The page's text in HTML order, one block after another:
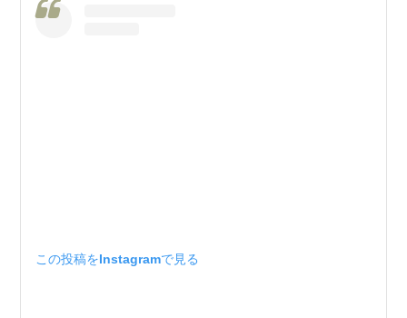
この投稿をInstagramで見る